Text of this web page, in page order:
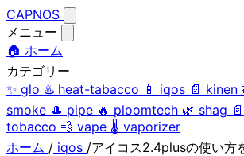
CAPNOS
メニュー
🏠 ホーム
カテゴリー
✨ glo ♨️ heat-tabacco 📱 iqos 📄 kinen
smoke 🎩 pipe 🔥 ploomtech 🌿 shag 📄
tobacco 💨 vape 🌡️ vaporizer
ホーム / iqos /アイコス2.4plusの使い方